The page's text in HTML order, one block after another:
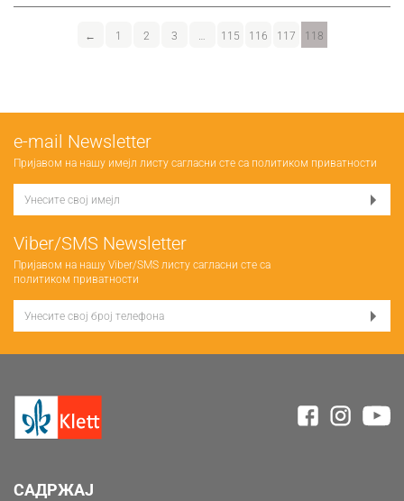
← 1 2 3 115 116 117 118
е-mail Newsletter
Пријавом на нашу имејл листу сагласни сте са политиком приватности
Viber/SMS Newsletter
Пријавом на нашу Viber/SMS листу сагласни сте са
политиком приватности
САДРЖАЈ